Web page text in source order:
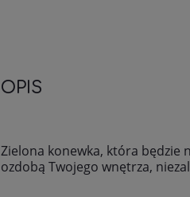
OPIS
Zielona konewka, która będzie
ozdobą Twojego wnętrza,